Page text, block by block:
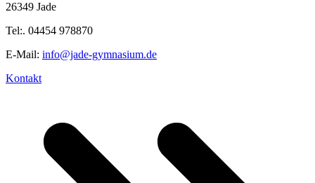
26349 Jade
Tel:. 04454 978870
E-Mail: info@jade-gymnasium.de
Kontakt